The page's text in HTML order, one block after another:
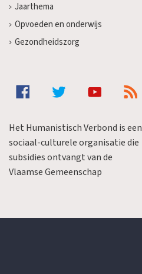
Jaarthema
Opvoeden en onderwijs
Gezondheidszorg
Het Humanistisch Verbond is een
sociaal-culturele organisatie die
subsidies ontvangt van de
Vlaamse Gemeenschap